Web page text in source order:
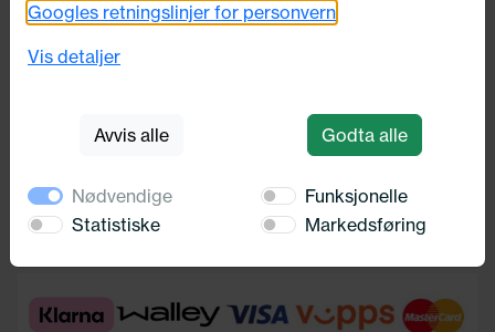
PASTA-KOST
Norgesdekk
Legg i handlekurv
Googles retningslinjer for personvern
Vis detaljer
Avvis alle Godta alle
Nødvendige
Funksjonelle
Statistiske
Markedsføring